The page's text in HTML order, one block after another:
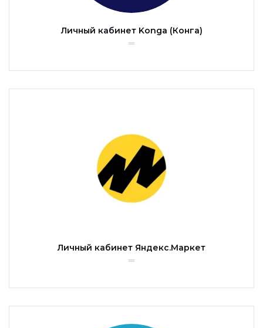
Личный кабинет Konga (Конга)
Личный кабинет Яндекс.Маркет